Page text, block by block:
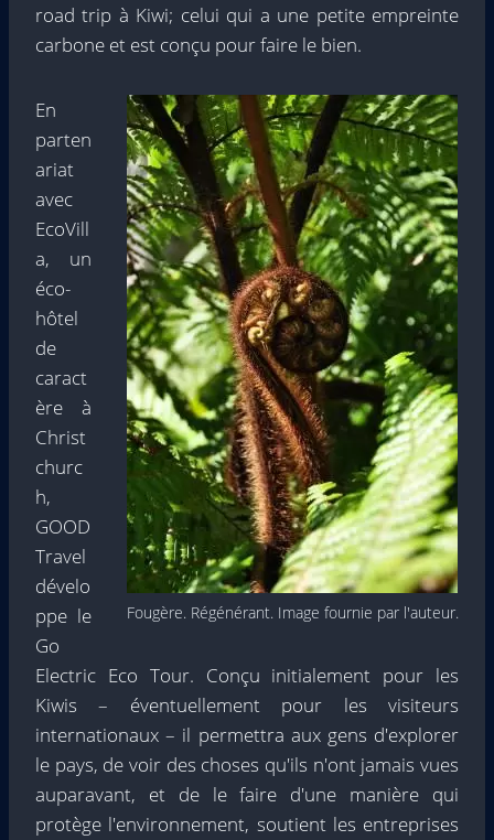
road trip à Kiwi; celui qui a une petite empreinte
carbone et est conçu pour faire le bien.
Fougère. Régénérant. Image fournie par l'auteur.
En
parten
ariat
avec
EcoVill
a, un
éco-
hôtel
de
caract
ère à
Christ
churc
h,
GOOD
Travel
dévelo
ppe le
Go
Electric Eco Tour. Conçu initialement pour les
Kiwis – éventuellement pour les visiteurs
internationaux – il permettra aux gens d'explorer
le pays, de voir des choses qu'ils n'ont jamais vues
auparavant, et de le faire d'une manière qui
protège l'environnement, soutient les entreprises